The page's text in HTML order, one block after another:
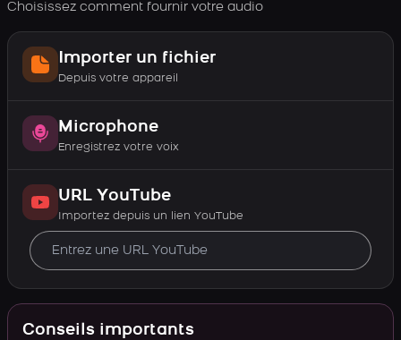
Choisissez comment fournir votre audio
Importer un fichier
Depuis votre appareil
Microphone
Enregistrez votre voix
URL YouTube
Importez depuis un lien YouTube
Conseils importants